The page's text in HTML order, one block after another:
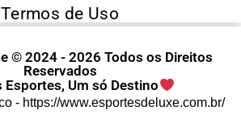
Termos de Uso
© 2024 - 2026 Todos os Direitos
Reservados
Esportes, Um só Destino
- https://www.esportesdeluxe.com.br/